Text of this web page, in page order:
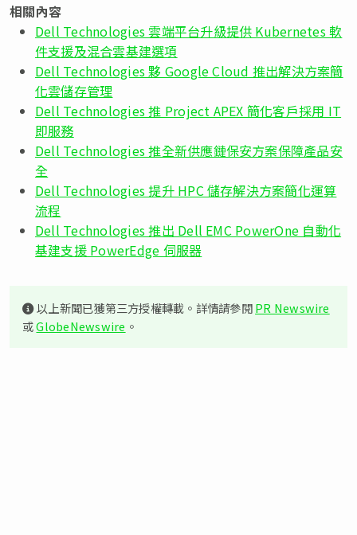
相關內容
Dell Technologies 雲端平台升級提供 Kubernetes 軟
件支援及混合雲基建選項
Dell Technologies 夥 Google Cloud 推出解決方案簡
化雲儲存管理
Dell Technologies 推 Project APEX 簡化客戶採用 IT
即服務
Dell Technologies 推全新供應鏈保安方案保障產品安
全
Dell Technologies 提升 HPC 儲存解決方案簡化運算
流程
Dell Technologies 推出 Dell EMC PowerOne 自動化
基建支援 PowerEdge 伺服器
以上新聞已獲第三方授權轉載。詳情請參閱PR Newswire
或GlobeNewswire 。